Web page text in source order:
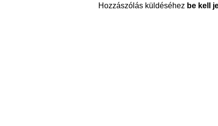
Hozzászólás küldéséhez be kell